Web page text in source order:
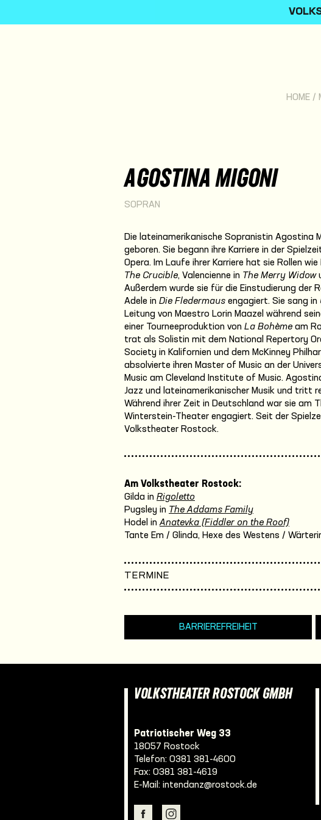
HOME/
AGOSTINA MIGONI
SOPRAN
Die lateinamerikanische Sopranistin Agostina
geboren. Sie begann ihre Karriere in der
Opera. Im Laufe ihrer Karriere hat sie Rollen
The Crucible, Valencienne in The Merry Widow
Außerdem wurde sie für die Einstudierung der
Adele in Die Fledermaus engagiert. Sie sang in
Leitung von Maestro Lorin Maazel während
einer Tourneeproduktion von La Bohème am
trat als Solistin mit dem National Repertory
Society in Kalifornien und dem McKinney
absolvierte ihren Master of Music an der
Music am Cleveland Institute of Music.
Jazz und lateinamerikanischer Musik und tritt
Während ihrer Zeit in Deutschland war sie am
Winterstein-Theater engagiert. Seit der
Volkstheater Rostock.
Am Volkstheater Rostock:
Gilda in Rigoletto
Pugsley in The Addams Family
Hodel in Anatevka (Fiddler on the Roof)
Tante Em / Glinda, Hexe des Westens /
TERMINE
BARRIEREFREIHEIT
VOLKSTHEATER ROSTOCK GMBH
Patriotischer Weg 33
18057 Rostock
Telefon: 0381 381-4600
Fax: 0381 381-4619
E-Mail: intendanz@rostock.de